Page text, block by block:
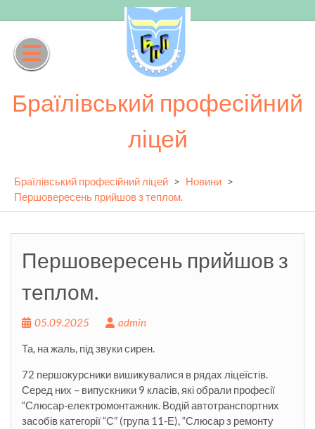
to
content
Браїлівський професійний
ліцей
Браїлівський професійний ліцей > Новини >
Першовересень прийшов з теплом.
Першовересень прийшов з
теплом.
05.09.2025 admin
Та, на жаль, під звуки сирен.
72 першокурсники вишикувалися в рядах ліцеїстів.
Серед них – випускники 9 класів, які обрали професії
“Слюсар-електромонтажник. Водій автотранспортних
засобів категорії “С” (група 11-Е), “Слюсар з ремонту